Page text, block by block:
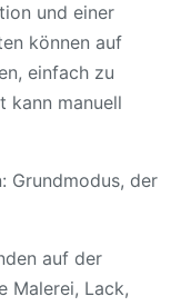
und einer
können auf
einfach zu
kann manuell
Grundmodus, der
auf der
Malerei, Lack,